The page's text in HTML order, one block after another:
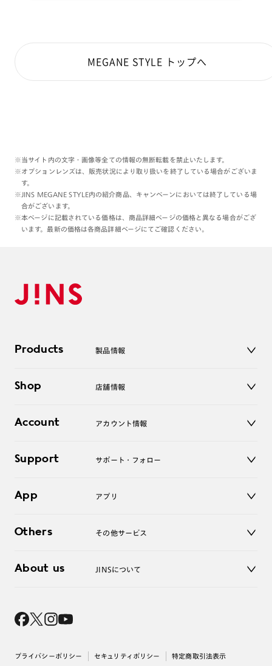
MEGANE STYLE トップへ
※当サイト内の文字・画像等全ての情報の無断転載を禁止いたします。
※オプションレンズは、販売状況により取り扱いを終了している場合がございま
す。
※JINS MEGANE STYLE内の紹介商品、キャンペーンにおいては終了している場
合がございます。
※本ページに記載されている価格は、商品詳細ページの価格と異なる場合がござ
います。最新の価格は各商品詳細ページにてご確認ください。
Products 製品情報
サングラス
コンタクトレンズ
アクセサリー
Shop 店舗情報
オンラインショップ
Account アカウント情報
ログアウト
Support サポート・フォロー
よくあるご質問
お問い合わせ
App アプリ
Others その他サービス
レンズ交換
About us JINSについて
採用情報
出店について
プライバシーポリシー セキュリティポリシー 特定商取引法表示